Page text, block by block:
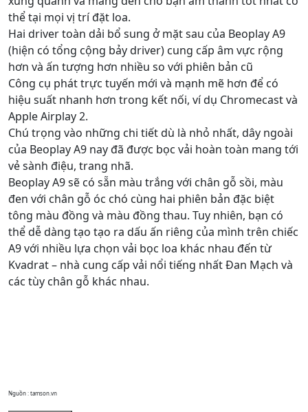
thể tại mọi vị trí đặt loa.
Hai driver toàn dải bổ sung ở mặt sau của Beoplay A9
(hiện có tổng cộng bảy driver) cung cấp âm vực rộng
hơn và ấn tượng hơn nhiều so với phiên bản cũ
Công cụ phát trực tuyến mới và mạnh mẽ hơn để có
hiệu suất nhanh hơn trong kết nối, ví dụ Chromecast và
Apple Airplay 2.
Chú trọng vào những chi tiết dù là nhỏ nhất, dây ngoài
của Beoplay A9 nay đã được bọc vải hoàn toàn mang tới
vẻ sành điệu, trang nhã.
Beoplay A9 sẽ có sẵn màu trắng với chân gỗ sồi, màu
đen với chân gỗ óc chó cùng hai phiên bản đặc biệt
tông màu đồng và màu đồng thau. Tuy nhiên, bạn có
thể dễ dàng tạo tạo ra dấu ấn riêng của mình trên chiếc
A9 với nhiều lựa chọn vải bọc loa khác nhau đến từ
Kvadrat – nhà cung cấp vải nổi tiếng nhất Đan Mạch và
các tùy chân gỗ khác nhau.
Nguồn : tamson.vn